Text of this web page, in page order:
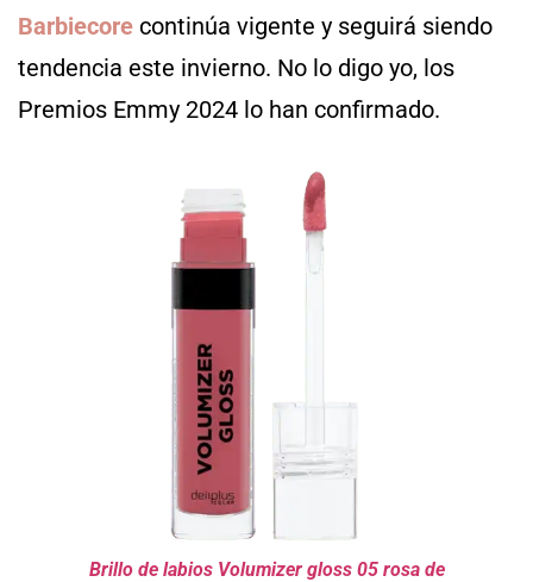
Barbiecore continúa vigente y seguirá siendo
tendencia este invierno. No lo digo yo, los
Premios Emmy 2024 lo han confirmado.
Brillo de labios Volumizer gloss 05 rosa de